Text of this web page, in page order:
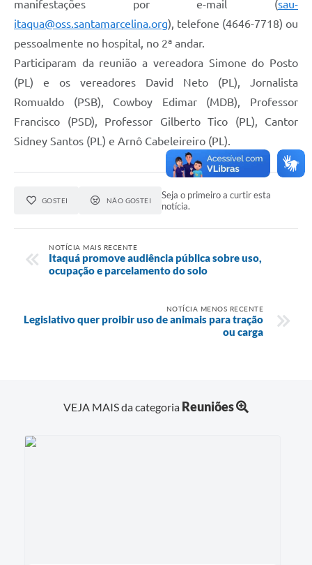
manifestações por e-mail (sau-
itaqua@oss.santamarcelina.org), telefone (4646-7718) ou
pessoalmente no hospital, no 2ª andar.
Participaram da reunião a vereadora Simone do Posto
(PL) e os vereadores David Neto (PL), Jornalista
Romualdo (PSB), Cowboy Edimar (MDB), Professor
Francisco (PSD), Professor Gilberto Tico (PL), Cantor
Sidney Santos (PL) e Arnô Cabeleireiro (PL).
GOSTEI NÃO GOSTEI
Seja o primeiro a curtir esta
notícia.
NOTÍCIA MAIS RECENTE
Itaquá promove audiência pública sobre uso,
ocupação e parcelamento do solo
NOTÍCIA MENOS RECENTE
Legislativo quer proibir uso de animais para tração
ou carga
VEJA MAIS da categoria Reuniões